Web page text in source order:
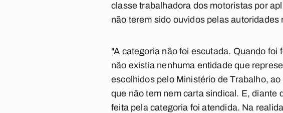
classe trabalhadora dos motoristas por
não terem sido ouvidos pelas
"A categoria não foi escutada. Quando
não existia nenhuma entidade que
escolhidos pelo Ministério de Trabalho,
que não tem nem carta sindical. E, diante
feita pela categoria foi atendida. Na